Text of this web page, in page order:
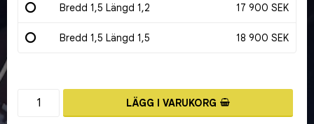
Bredd 1,5 Längd 1,2 17 900 SEK
Bredd 1,5 Längd 1,5 18 900 SEK
LÄGG I VARUKORG